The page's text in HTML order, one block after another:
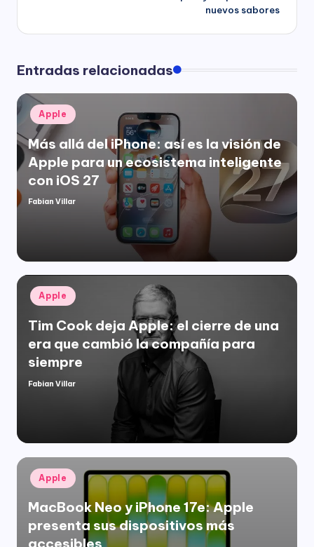
nuevos sabores
Entradas relacionadas
Publicado
en
Apple
Más allá del iPhone: así es la visión de
Apple para un ecosistema inteligente
con iOS 27
Publicado
Fabian Villar
Publicado
en
Apple
Tim Cook deja Apple: el cierre de una
era que cambió la compañía para
siempre
Publicado
Fabian Villar
Publicado
en
Apple
MacBook Neo y iPhone 17e: Apple
presenta sus dispositivos más
accesibles